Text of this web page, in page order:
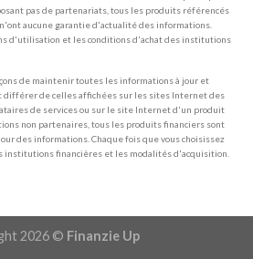
pas de partenariats, tous les produits référencés
aucune garantie d'actualité des informations.
d'utilisation et les conditions d'achat des institutions
de maintenir toutes les informations à jour et
différer de celles affichées sur les sites Internet des
de services ou sur le site Internet d'un produit
non partenaires, tous les produits financiers sont
des informations. Chaque fois que vous choisissez
institutions financières et les modalités d'acquisition.
2026 © Finanzie Up